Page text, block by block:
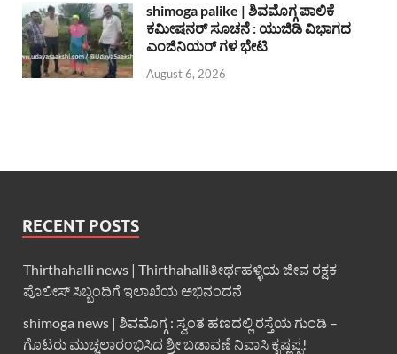
shimoga palike | ಶಿವಮೊಗ್ಗ ಪಾಲಿಕೆ
ಕಮೀಷನರ್ ಸೂಚನೆ : ಯುಜಿಡಿ ವಿಭಾಗದ
ಎಂಜಿನಿಯರ್ ಗಳ ಭೇಟಿ
August 6, 2026
RECENT POSTS
Thirthahalli news | Thirthahalliತೀರ್ಥಹಳ್ಳಿಯ ಜೀವ ರಕ್ಷಕ
ಪೊಲೀಸ್ ಸಿಬ್ಬಂದಿಗೆ ಇಲಾಖೆಯ ಅಭಿನಂದನೆ
shimoga news | ಶಿವಮೊಗ್ಗ : ಸ್ವಂತ ಹಣದಲ್ಲಿ ರಸ್ತೆಯ ಗುಂಡಿ –
ಗೊಟರು ಮುಚ್ಚಲಾರಂಭಿಸಿದ ಶ್ರೀ ಬಡಾವಣೆ ನಿವಾಸಿ ಕೃಷ್ಣಪ್ಪ!